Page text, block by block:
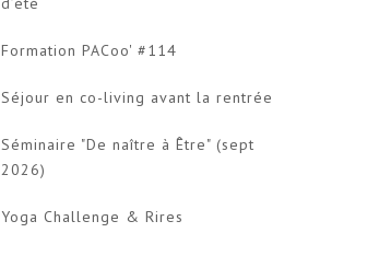
Formation PACoo' #114
Séjour en co-living avant la rentrée
Séminaire "De naître à Être" (sept
2026)
Yoga Challenge & Rires